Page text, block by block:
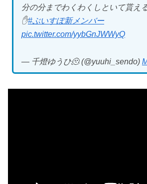
分の分までわくわくしといて貰え
✋#ぶいすぽ新メンバー
pic.twitter.com/yybGnJWWyQ
— 千燈ゆうひ🫠 (@yuuhi_sendo)